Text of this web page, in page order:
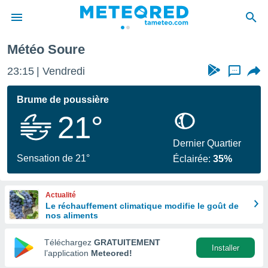
de
en
Météo Soure
23:15 Vendredi ...
Brume de poussière
21°
Sensation de 21°
Dernier Quartier
Éclairée:35%
Actualité
Le réchauffement climatique modifie le goût de
nos aliments
Téléchargez GRATUITEMENT
l’application Meteored!
Installer